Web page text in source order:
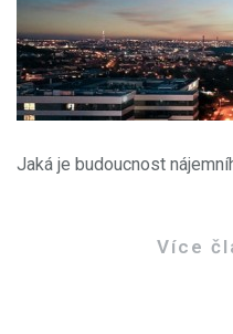
Jaká je budoucnost
Více